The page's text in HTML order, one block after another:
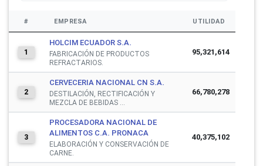
# EMPRESA UTILIDAD
1
HOLCIM ECUADOR S.A.
FABRICACIÓN DE PRODUCTOS
REFRACTARIOS.
95,321,614
2
CERVECERIA NACIONAL CN S.A.
DESTILACIÓN, RECTIFICACIÓN Y
MEZCLA DE BEBIDAS ...
66,780,278
3
PROCESADORA NACIONAL DE
ALIMENTOS C.A. PRONACA
ELABORACIÓN Y CONSERVACIÓN DE
CARNE.
40,375,102